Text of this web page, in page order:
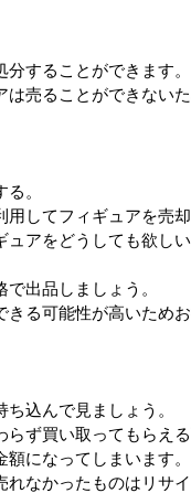
することができます。
売ることができない
。
してフィギュアを売却
アをどうしても欲し
出品しましょう。
る可能性が高いためお
込んで見ましょう。
ず買い取ってもらえる
になってしまいます。
なかったものはリサ